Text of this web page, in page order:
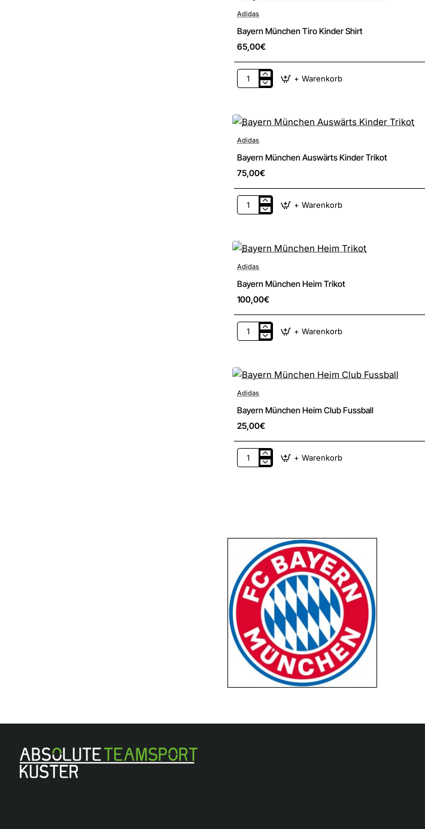
Adidas
Bayern München Tiro Kinder Shirt
65,00€
Bayern
Shirt
+ Warenkorb
Adidas
Bayern München Auswärts Kinder Trikot
75,00€
Bayern
Trikot
+ Warenkorb
Adidas
Bayern München Heim Trikot
100,00€
Bayern
+ Warenkorb
Adidas
Bayern München Heim Club Fussball
25,00€
Bayern
+ Warenkorb